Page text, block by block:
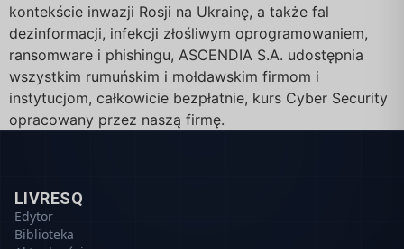
kontekście inwazji Rosji na Ukrainę, a także fal
dezinformacji, infekcji złośliwym oprogramowaniem,
ransomware i phishingu, ASCENDIA S.A. udostępnia
wszystkim rumuńskim i mołdawskim firmom i
instytucjom, całkowicie bezpłatnie, kurs Cyber Security
opracowany przez naszą firmę.
LIVRESQ
Edytor
Biblioteka